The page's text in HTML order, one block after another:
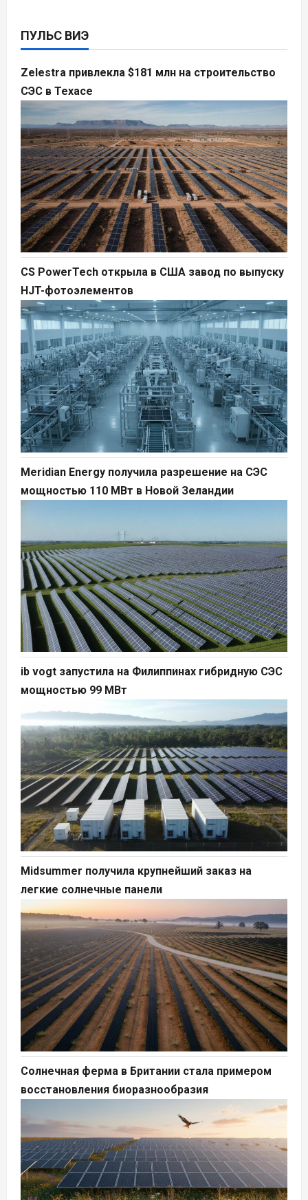
ПУЛЬС ВИЭ
Zelestra привлекла $181 млн на строительство
СЭС в Техасе
CS PowerTech открыла в США завод по выпуску
HJT-фотоэлементов
Meridian Energy получила разрешение на СЭС
мощностью 110 МВт в Новой Зеландии
ib vogt запустила на Филиппинах гибридную СЭС
мощностью 99 МВт
Midsummer получила крупнейший заказ на
легкие солнечные панели
Солнечная ферма в Британии стала примером
восстановления биоразнообразия